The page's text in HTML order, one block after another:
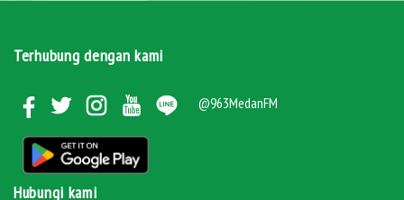
Terhubung dengan kami
@963MedanFM
Hubungi kami